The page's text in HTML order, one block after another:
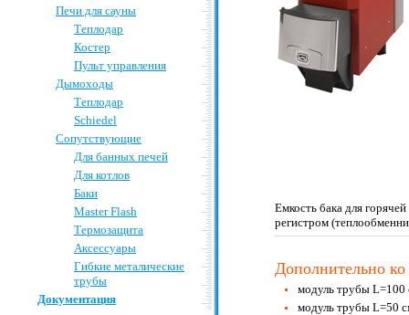
Печи для сауны
Теплодар
Костер
Пульт управления
Дымоходы
Теплодар
Schiedel
Сопутствующие
Для банных печей
Для котлов
Баки
Master Flash
Термозащита
Аксессуары
Гибкие металические
трубы
Документация
Емкость бака для
регистром
Дополнительно
модуль трубы L=100
модуль трубы L=50